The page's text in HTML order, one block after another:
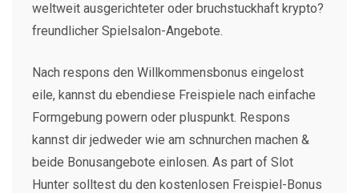
weltweit ausgerichteter oder bruchstuckhaft krypto?
freundlicher Spielsalon-Angebote.
Nach respons den Willkommensbonus eingelost
eile, kannst du ebendiese Freispiele nach einfache
Formgebung powern oder pluspunkt. Respons
kannst dir jedweder wie am schnurchen machen &
beide Bonusangebote einlosen. As part of Slot
Hunter solltest du den kostenlosen Freispiel-Bonus